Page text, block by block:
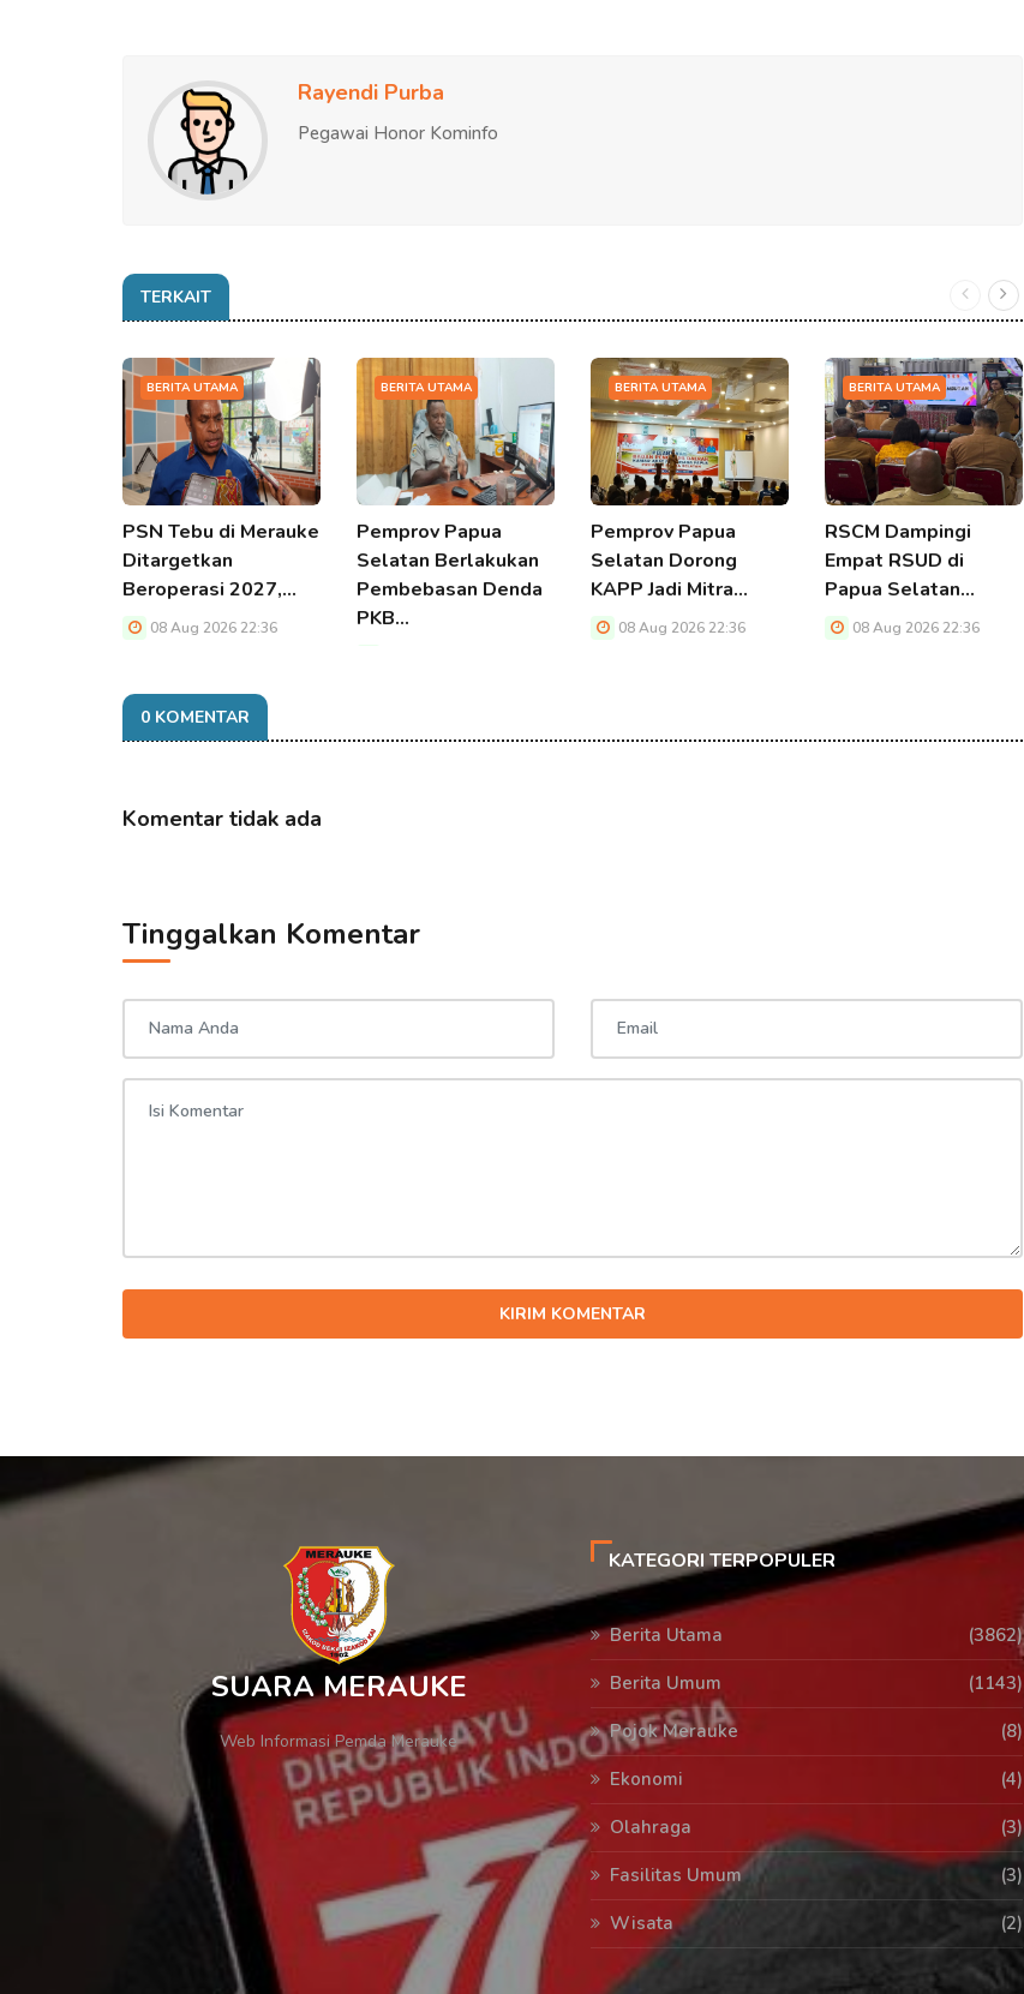
Rayendi Purba
Pegawai Honor Kominfo
TERKAIT
BERITA UTAMA
PSN Tebu di Merauke
Ditargetkan
Beroperasi 2027,…
08 Aug 2026 22:36
BERITA UTAMA
Pemprov Papua
Selatan Berlakukan
Pembebasan Denda
PKB…
BERITA UTAMA
Pemprov Papua
Selatan Dorong
KAPP Jadi Mitra…
08 Aug 2026 22:36
BERITA UTAMA
RSCM Dampingi
Empat RSUD di
Papua Selatan…
08 Aug 2026 22:36
0 KOMENTAR
Komentar tidak ada
Tinggalkan Komentar
KIRIM KOMENTAR
SUARA MERAUKE
Web Informasi Pemda Merauke
KATEGORI TERPOPULER
Berita Utama
(3862)
Berita Umum
(1143)
Pojok Merauke
(8)
Ekonomi
(4)
Olahraga
(3)
Fasilitas Umum
(3)
Wisata
(2)